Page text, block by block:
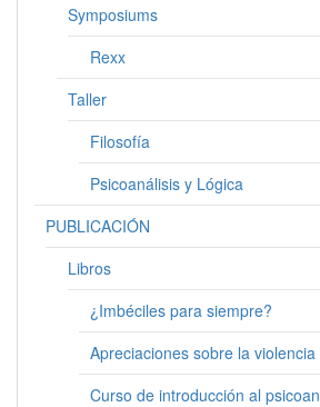
Symposiums
Rexx
Taller
Filosofía
Psicoanálisis y Lógica
PUBLICACIÓN
Libros
¿Imbéciles para siempre?
Apreciaciones sobre la
Curso de introducción al